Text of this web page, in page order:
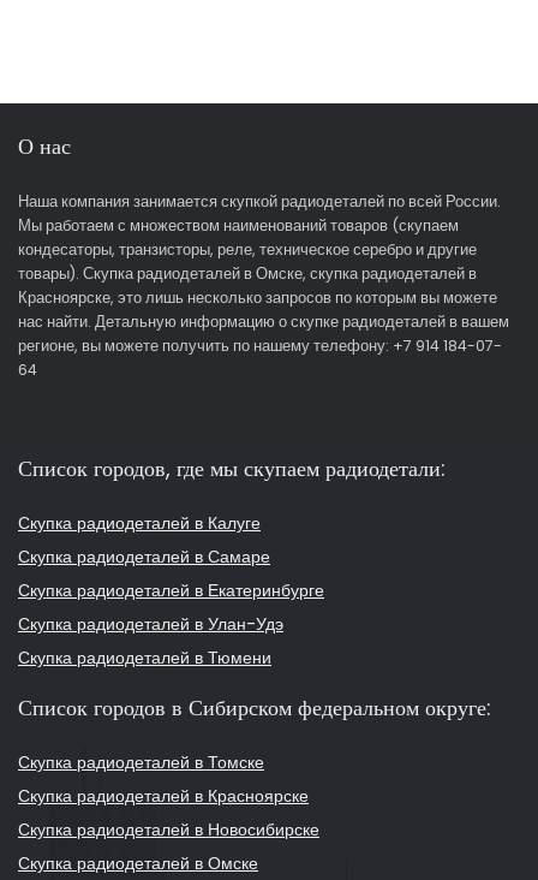
О нас
Наша компания занимается скупкой радиодеталей по всей России.
Мы работаем с множеством наименований товаров (скупаем
кондесаторы, транзисторы, реле, техническое серебро и другие
товары). Скупка радиодеталей в Омске, скупка радиодеталей в
Красноярске, это лишь несколько запросов по которым вы можете
нас найти. Детальную информацию о скупке радиодеталей в вашем
регионе, вы можете получить по нашему телефону: +7 914 184-07-
64
Список городов, где мы скупаем радиодетали:
Скупка радиодеталей в Калуге
Скупка радиодеталей в Самаре
Скупка радиодеталей в Екатеринбурге
Скупка радиодеталей в Улан-Удэ
Скупка радиодеталей в Тюмени
Список городов в Сибирском федеральном округе:
Скупка радиодеталей в Томске
Скупка радиодеталей в Красноярске
Скупка радиодеталей в Новосибирске
Скупка радиодеталей в Омске